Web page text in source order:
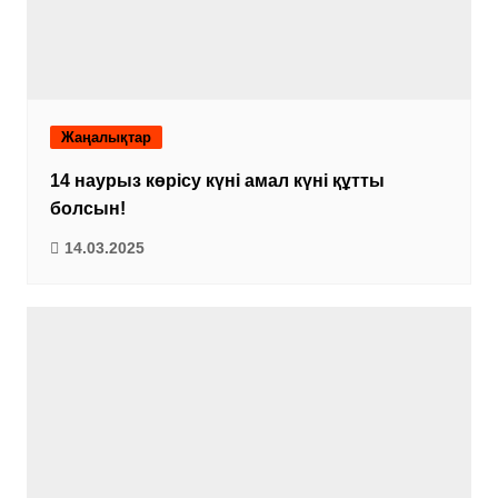
Жаңалықтар
14 наурыз көрісу күні амал күні құтты
болсын!
14.03.2025